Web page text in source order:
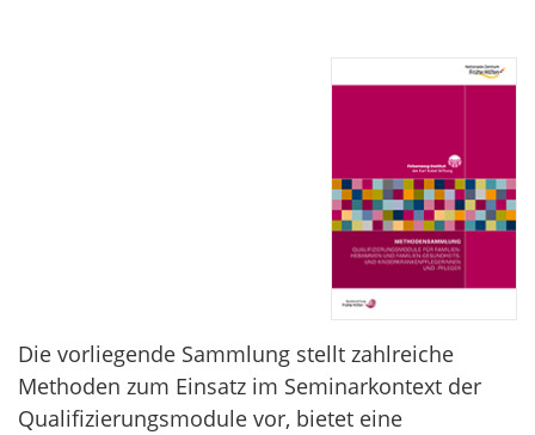
Die vorliegende Sammlung stellt zahlreiche
Methoden zum Einsatz im Seminarkontext der
Qualifizierungsmodule vor, bietet eine